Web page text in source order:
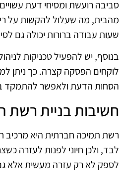
סביבה רועשת ומסיחי דעת
מהבית, מה שעלול להקשות על
שעות עבודה ברורות יכולה גם
לוקחים הפסקה קצרה. כך ניתן
הסחות הדעת ולאפשר להתמקד
חשיבות בניית רשת
רשת תמיכה חברתית היא מרכיב
לבד, ולכן חיוני לפנות לעזרה
לספק לא רק עזרה מעשית אלא